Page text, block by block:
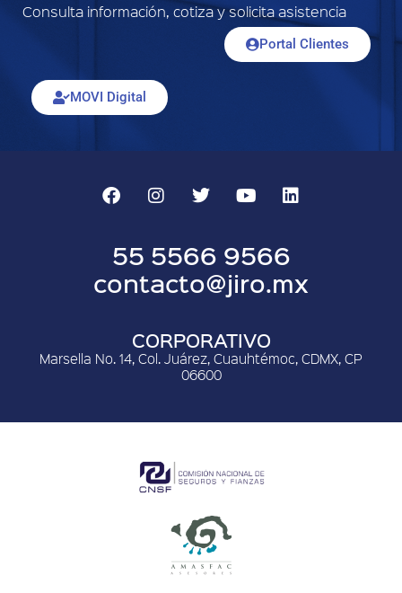
Consulta información, cotiza y solicita asistencia
Portal Clientes
MOVI Digital
55 5566 9566
contacto@jiro.mx
CORPORATIVO
Marsella No. 14, Col. Juárez, Cuauhtémoc, CDMX, CP
06600